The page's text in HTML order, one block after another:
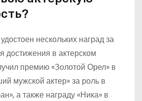
нескольких наград за
в актерском
премию «Золотой Орел» в
мужской актер» за роль в
а также награду «Ника» в